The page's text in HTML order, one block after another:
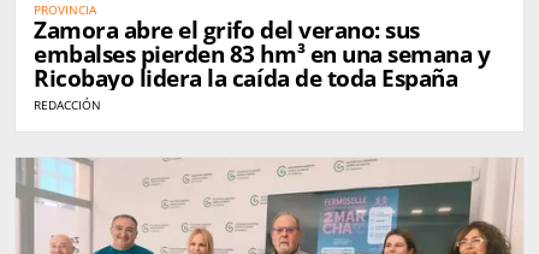
PROVINCIA
Zamora abre el grifo del verano: sus
embalses pierden 83 hm³ en una semana y
Ricobayo lidera la caída de toda España
REDACCIÓN